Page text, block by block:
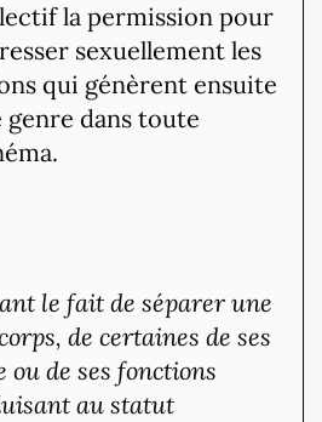
la permission pour
sexuellement les
qui génèrent ensuite
genre dans toute
le fait de séparer une
de certaines de ses
de ses fonctions
au statut